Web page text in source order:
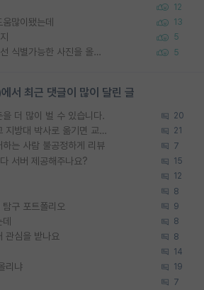
12
많이됐는데 13
5
정보보안 연구하는 입장에선 식별가능한 사진을 올리는건 비추이긴함 5
서 최근 댓글이 많이 달린 글
더 많이 벌 수 있습니다. 20
SSH 박사과정을 그만두고 지방대 박사로 옮기면 교수의 꿈은 끝일까요? 21
는 사람 불공정하게 리뷰 7
서버 제공해주나요? 15
12
8
구 포트폴리오 9
8
관심을 받나요 8
14
리냐 19
7